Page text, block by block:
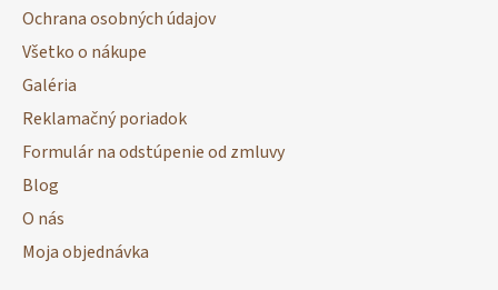
Ochrana osobných údajov
Všetko o nákupe
Galéria
Reklamačný poriadok
Formulár na odstúpenie od zmluvy
Blog
O nás
Moja objednávka